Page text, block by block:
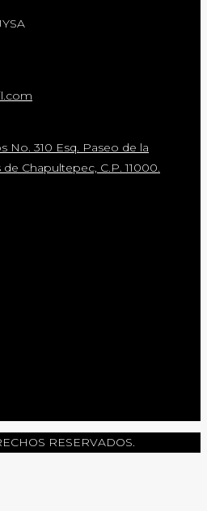
No. 310 Esq. Paseo de la
Chapultepec, C.P. 11000.
RESERVADOS.